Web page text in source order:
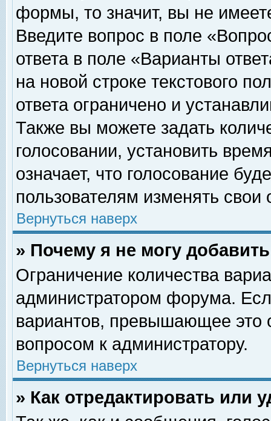
формы, то значит, вы не
Введите вопрос в поле
ответа в поле «Варианты
на новой строке текстового
ответа ограничено и
Также вы можете задать
голосовании, установить
означает, что голосование
пользователям изменять свои
Вернуться наверх
» Почему я не могу
Ограничение количества
администратором форума.
вариантов, превышающее это
вопросом к администратору.
Вернуться наверх
» Как отредактировать или